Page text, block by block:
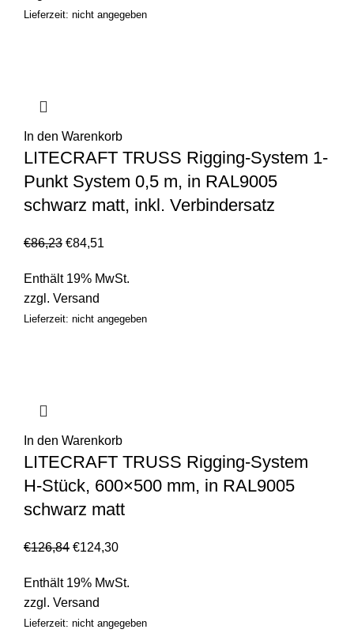
Lieferzeit: nicht angegeben
In den Warenkorb
LITECRAFT TRUSS Rigging-System 1-
Punkt System 0,5 m, in RAL9005
schwarz matt, inkl. Verbindersatz
€86,23 €84,51
Enthält 19% MwSt.
zzgl. Versand
Lieferzeit: nicht angegeben
In den Warenkorb
LITECRAFT TRUSS Rigging-System
H-Stück, 600×500 mm, in RAL9005
schwarz matt
€126,84 €124,30
Enthält 19% MwSt.
zzgl. Versand
Lieferzeit: nicht angegeben